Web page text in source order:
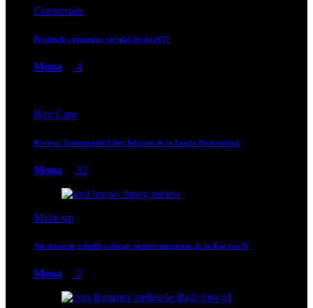
Consumate
Produsele consumate cel mai des in 2017
Mona 4
Hair Care
Review: Tratamentul Fiber Infusion de la Londa Professional
Mona 32
Make-up
Am incercat gelurile colorate pentru sprancene de la Kat von D
Mona 2